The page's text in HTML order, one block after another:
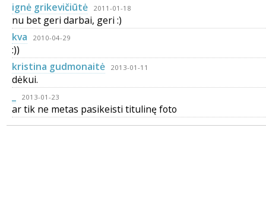
ignė grikevičiūtė
2011-01-18
nu bet geri darbai, geri :)
kva
2010-04-29
:))
kristina gudmonaitė
2013-01-11
dėkui.
2013-01-23
ar tik ne metas pasikeisti titulinę foto